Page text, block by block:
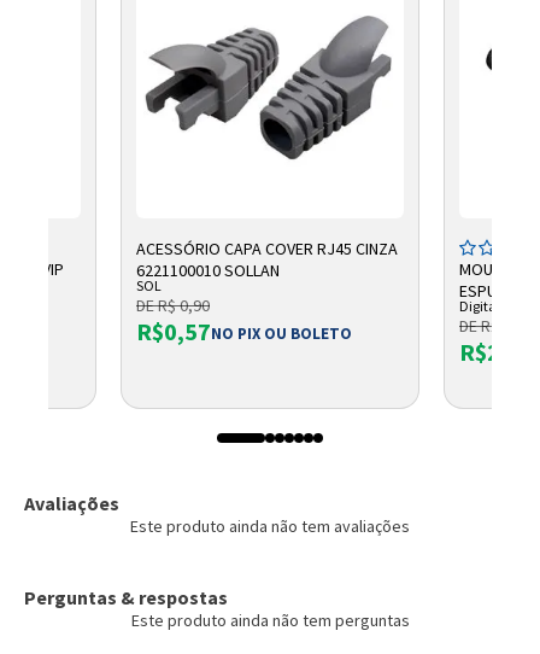
VIP
ACESSÓRIO CAPA COVER RJ45 CINZA
6221100010 SOLLAN
SOL
DE R$ 0,90
R$0,57NO PIX OU BOLETO
ESPUMA
Digitador
DE R$ 46,90
Avaliações
Este produto ainda não tem avaliações
Perguntas & respostas
Este produto ainda não tem perguntas